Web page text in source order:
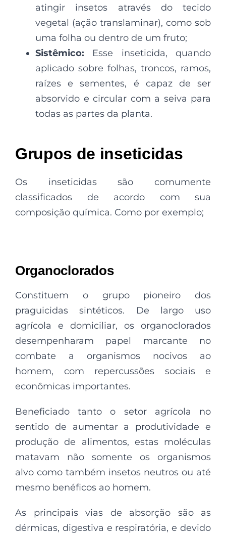
atingir insetos através do tecido
vegetal (ação translaminar), como sob
uma folha ou dentro de um fruto;
Sistêmico: Esse inseticida, quando
aplicado sobre folhas, troncos, ramos,
raízes e sementes, é capaz de ser
absorvido e circular com a seiva para
todas as partes da planta.
Grupos de inseticidas
Os
inseticidas são comumente
classificados de acordo com sua
composição química. Como por exemplo;
Organoclorados
Constituem o grupo pioneiro dos
praguicidas sintéticos. De largo uso
agrícola e domiciliar, os organoclorados
desempenharam papel marcante no
combate a organismos nocivos ao
homem, com repercussões sociais e
econômicas importantes.
Beneficiado tanto o setor agrícola no
sentido de aumentar a produtividade e
produção de alimentos, estas moléculas
matavam não somente os organismos
alvo como também insetos neutros ou até
mesmo benéficos ao homem.
As principais vias de absorção são as
dérmicas, digestiva e respiratória, e devido